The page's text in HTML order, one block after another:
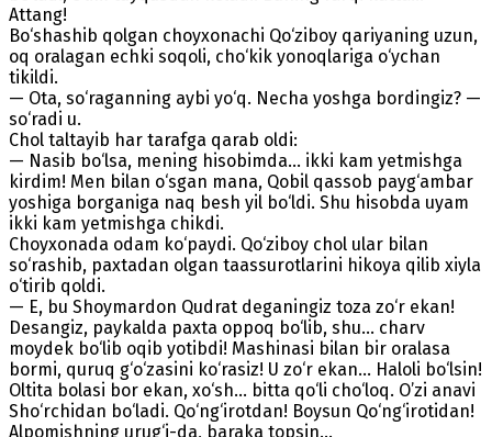
Attang!
Bo‘shashib qolgan choyxonachi Qo‘ziboy qariyaning uzun,
oq oralagan echki soqoli, cho‘kik yonoqlariga o‘ychan
tikildi.
— Ota, so‘raganning aybi yo‘q. Necha yoshga bordingiz? —
so‘radi u.
Chol taltayib har tarafga qarab oldi:
— Nasib bo‘lsa, mening hisobimda... ikki kam yetmishga
kirdim! Men bilan o‘sgan mana, Qobil qassob payg‘ambar
yoshiga borganiga naq besh yil bo‘ldi. Shu hisobda uyam
ikki kam yetmishga chikdi.
Choyxonada odam ko‘paydi. Qo‘ziboy chol ular bilan
so‘rashib, paxtadan olgan taassurotlarini hikoya qilib xiyla
o‘tirib qoldi.
— E, bu Shoymardon Qudrat deganingiz toza zo‘r ekan!
Desangiz, paykalda paxta oppoq bo‘lib, shu... charv
moydek bo‘lib oqib yotibdi! Mashinasi bilan bir oralasa
bormi, quruq g‘o‘zasini ko‘rasiz! U zo‘r ekan... Haloli bo‘lsin!
Oltita bolasi bor ekan, xo‘sh... bitta qo‘li cho‘loq. O’zi anavi
Sho‘rchidan bo‘ladi. Qo‘ng‘irotdan! Boysun Qo‘ng‘irotidan!
Alpomishning urug‘i-da, baraka topsin...